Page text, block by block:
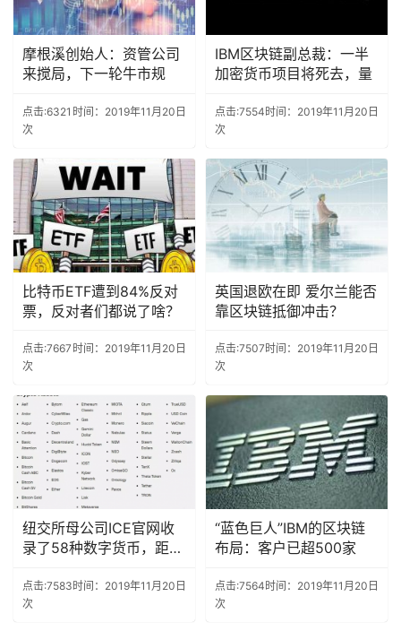
摩根溪创始人：资管公司
来搅局，下一轮牛市规
点击:6321
次
时间：2019年11月20日
IBM区块链副总裁：一半
加密货币项目将死去，量
点击:7554
次
时间：2019年11月20日
比特币ETF遭到84%反对
票，反对者们都说了啥？
点击:7667
次
时间：2019年11月20日
英国退欧在即 爱尔兰能否
靠区块链抵御冲击？
点击:7507
次
时间：2019年11月20日
纽交所母公司ICE官网收
录了58种数字货币，距加
点击:7583
次
时间：2019年11月20日
“蓝色巨人”IBM的区块链
布局：客户已超500家
点击:7564
次
时间：2019年11月20日